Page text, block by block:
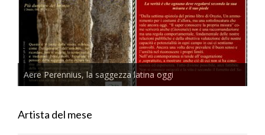
Aere Perennius, la saggezza latina oggi
Artista del mese